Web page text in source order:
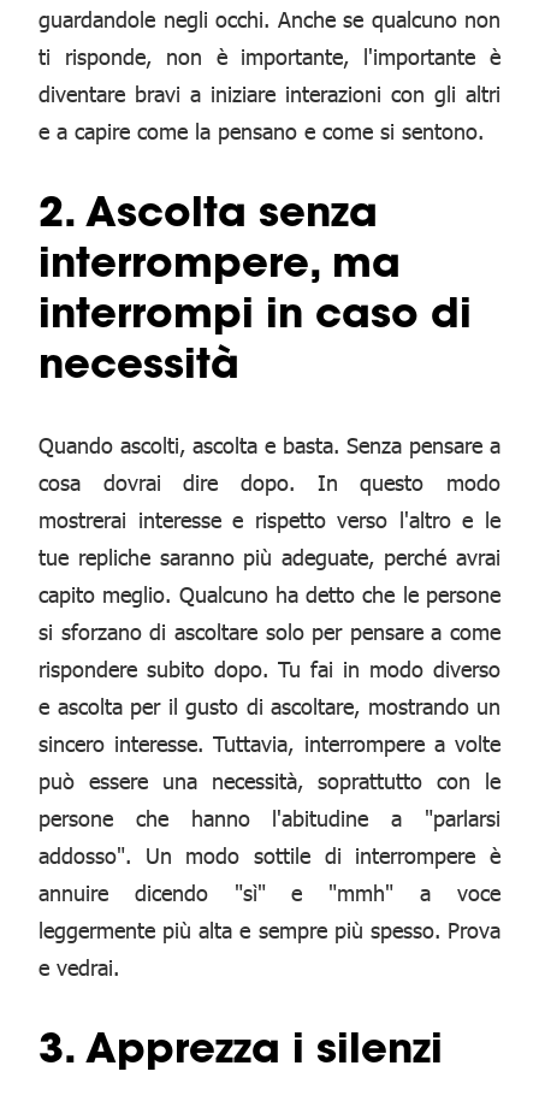
guardandole negli occhi. Anche se qualcuno non
ti risponde, non è importante, l'importante è
diventare bravi a iniziare interazioni con gli altri
e a capire come la pensano e come si sentono.
2. Ascolta senza
interrompere, ma
interrompi in caso di
necessità
Quando ascolti, ascolta e basta. Senza pensare a
cosa dovrai dire dopo. In questo modo
mostrerai interesse e rispetto verso l'altro e le
tue repliche saranno più adeguate, perché avrai
capito meglio. Qualcuno ha detto che le persone
si sforzano di ascoltare solo per pensare a come
rispondere subito dopo. Tu fai in modo diverso
e ascolta per il gusto di ascoltare, mostrando un
sincero interesse. Tuttavia, interrompere a volte
può essere una necessità, soprattutto con le
persone che hanno l'abitudine a "parlarsi
addosso". Un modo sottile di interrompere è
annuire dicendo "sì" e "mmh" a voce
leggermente più alta e sempre più spesso. Prova
e vedrai.
3. Apprezza i silenzi